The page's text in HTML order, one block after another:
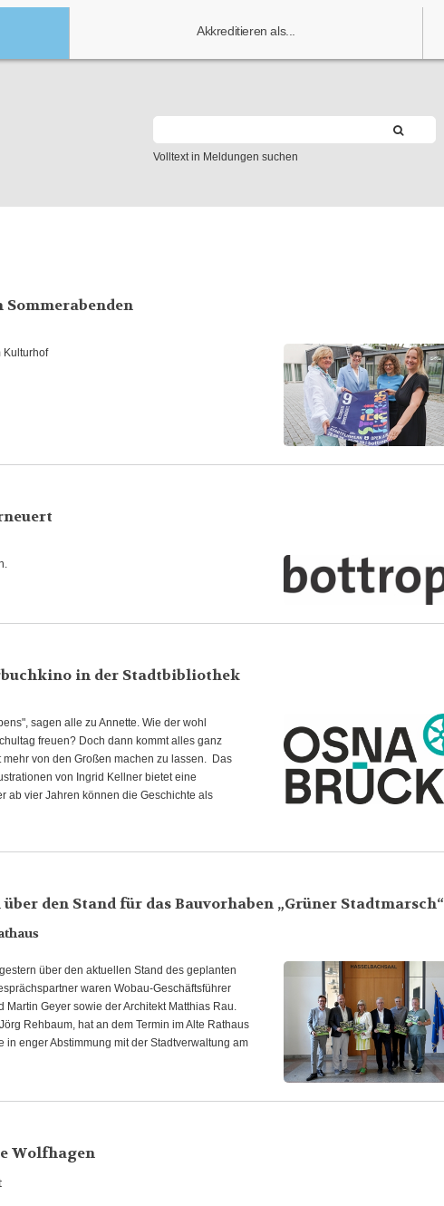
Akkreditieren als...
Volltext in Meldungen suchen
Kulturhof
in der Stadtbibliothek
sagen alle zu Annette. Wie der wohl
freuen? Doch dann kommt alles ganz
von den Großen machen zu lassen. Das
von Ingrid Kellner bietet eine
ab vier Jahren können die Geschichte als
den Stand für das Bauvorhaben „Grüner Stadtmarsch“
über den aktuellen Stand des geplanten
waren Wobau-Geschäftsführer
Martin Geyer sowie der Architekt Matthias Rau.
Rehbaum, hat an dem Termin im Alte Rathaus
enger Abstimmung mit der Stadtverwaltung am
Wolfhagen